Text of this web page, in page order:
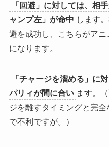
「回避」に対しては、相
ャンプ左」が命中 します
避を成功し、こちらがア
になります。
「チャージを溜める」に
パリィが間に合い ます。
ジを離すタイミングと完
で不利ですが。）